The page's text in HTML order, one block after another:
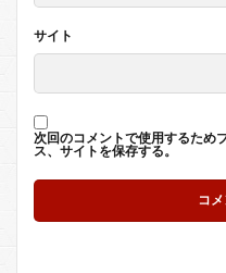
サイト
次回のコメントで使用するため
ス、サイトを保存する。